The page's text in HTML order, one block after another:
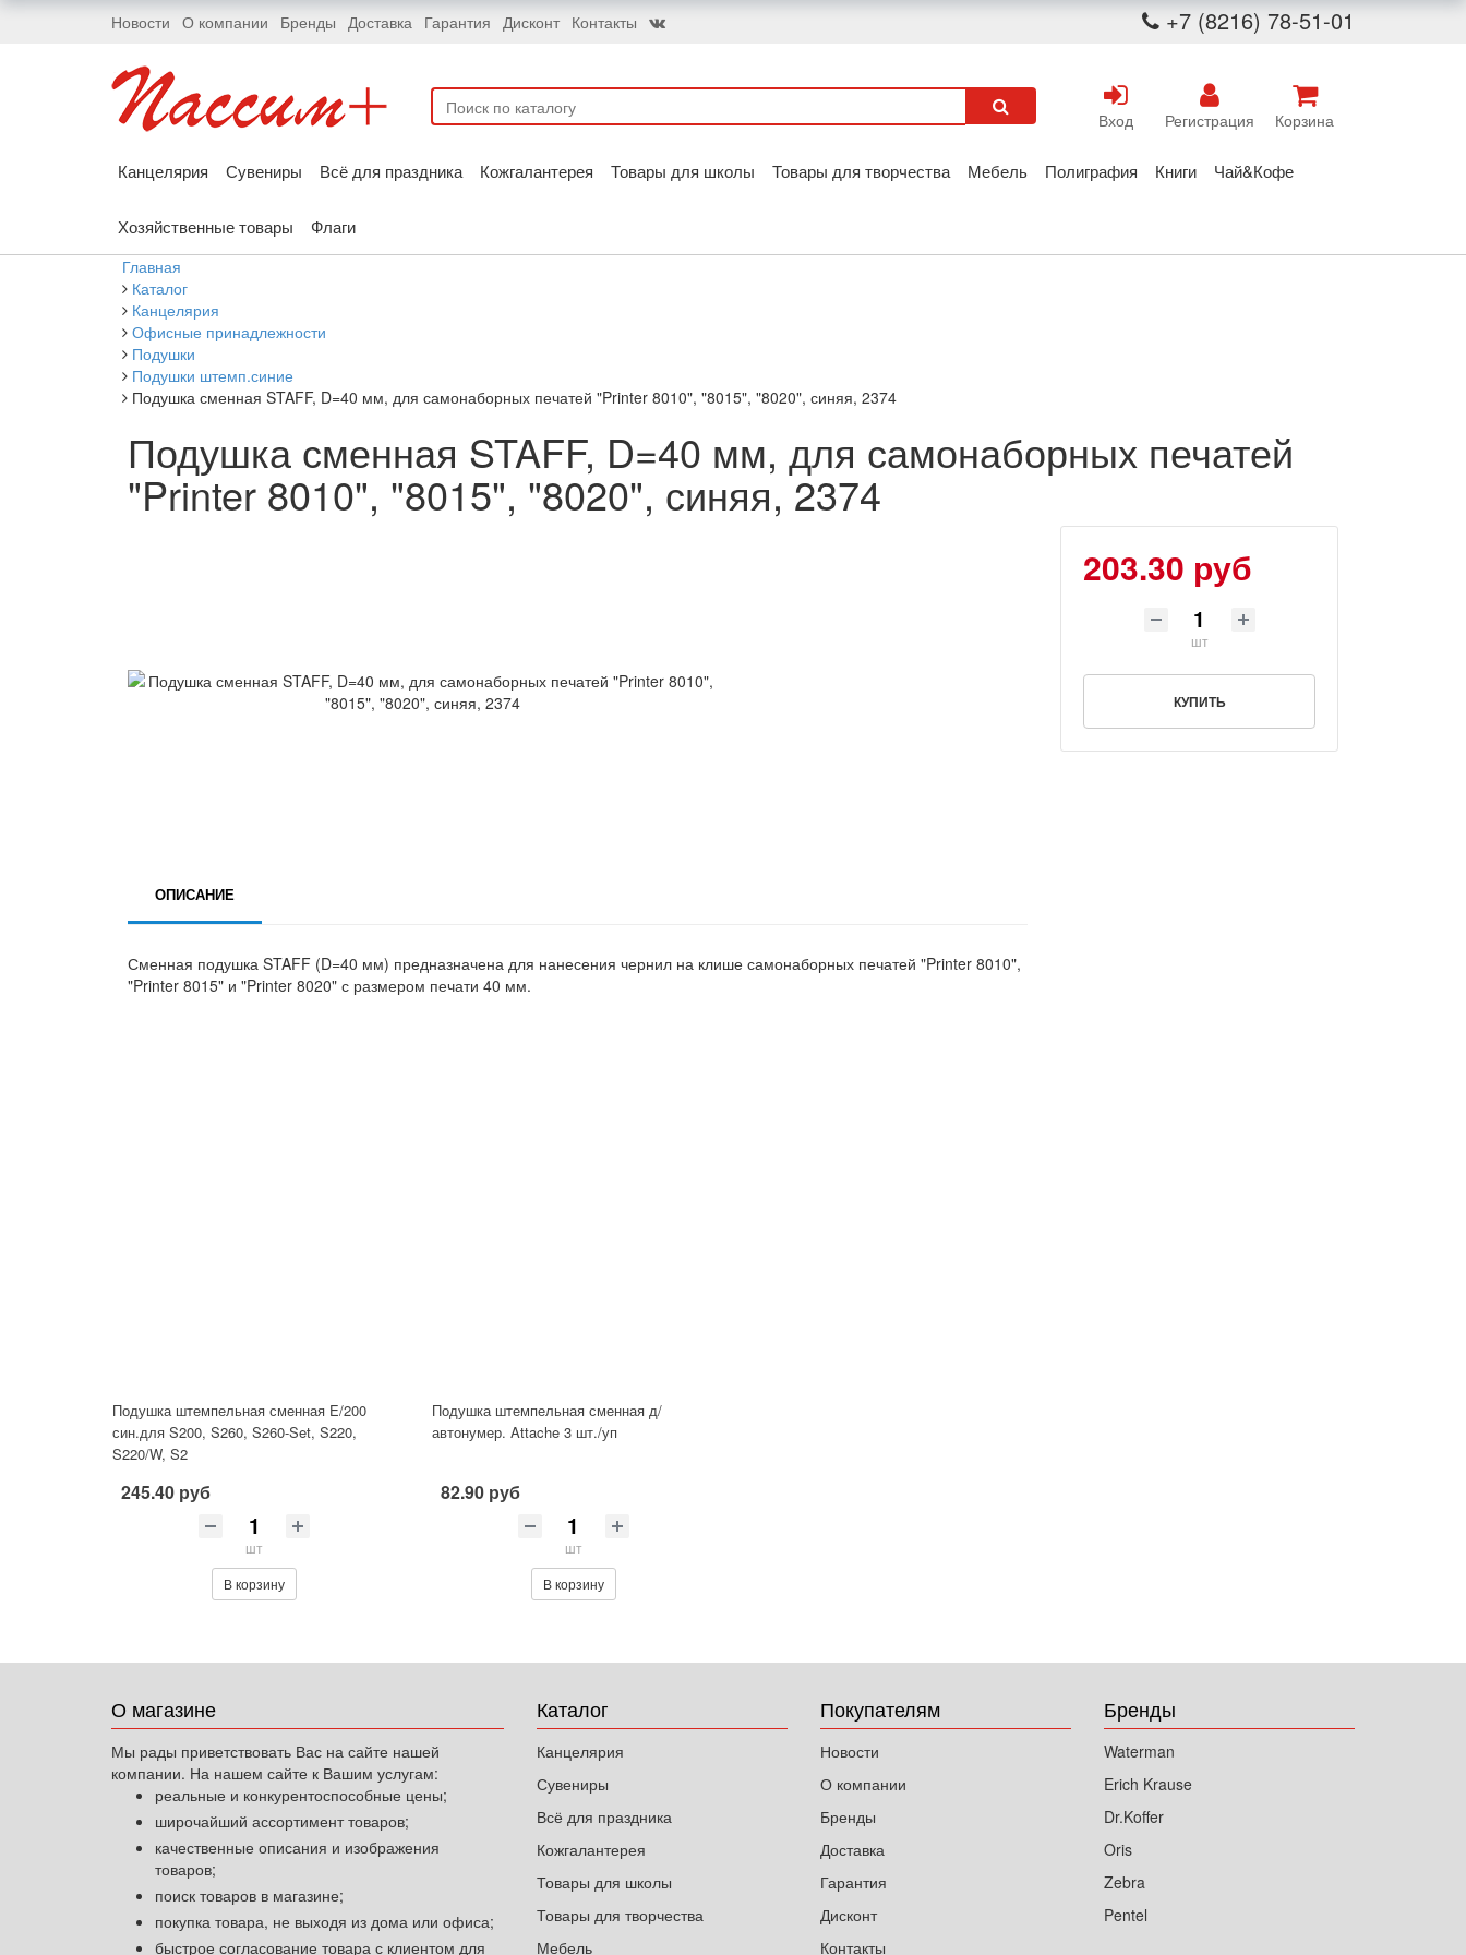
Новости О компании Бренды Доставка Гарантия Дисконт Контакты +7 (8216) 78-51-01
Вход Регистрация Корзина
Канцелярия Сувениры Всё для праздника Кожгалантерея Товары для школы Товары для творчества Мебель Полиграфия Книги Чай&Кофе
Хозяйственные товары Флаги
Главная
Каталог
Канцелярия
Офисные принадлежности
Подушки
Подушки штемп.синие
Подушка сменная STAFF, D=40 мм, для самонаборных печатей "Printer 8010", "8015", "8020", синяя, 2374
Подушка сменная STAFF, D=40 мм, для самонаборных печатей
"Printer 8010", "8015", "8020", синяя, 2374
203.30 руб
шт
КУПИТЬ
ОПИСАНИЕ
Сменная подушка STAFF (D=40 мм) предназначена для нанесения чернил на клише самонаборных печатей "Printer 8010",
"Printer 8015" и "Printer 8020" с размером печати 40 мм.
Подушка штемпельная сменная E/200
син.для S200, S260, S260-Set, S220,
S220/W, S2
245.40 руб
шт
В корзину
Подушка штемпельная сменная д/
автонумер. Attache 3 шт./уп
82.90 руб
шт
В корзину
О магазине
Мы рады приветствовать Вас на сайте нашей
компании. На нашем сайте к Вашим услугам:
реальные и конкурентоспособные цены;
широчайший ассортимент товаров;
качественные описания и изображения
товаров;
поиск товаров в магазине;
покупка товара, не выходя из дома или офиса;
быстрое согласование товара с клиентом для
Каталог
Канцелярия
Сувениры
Всё для праздника
Кожгалантерея
Товары для школы
Товары для творчества
Мебель
Покупателям
Новости
О компании
Бренды
Доставка
Гарантия
Дисконт
Контакты
Бренды
Waterman
Erich Krause
Dr.Koffer
Oris
Zebra
Pentel